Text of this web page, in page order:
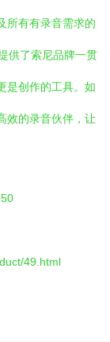
所有有录音需求的
供了索尼品牌一贯
是创作的工具。如
效的录音伙伴，让
49.html